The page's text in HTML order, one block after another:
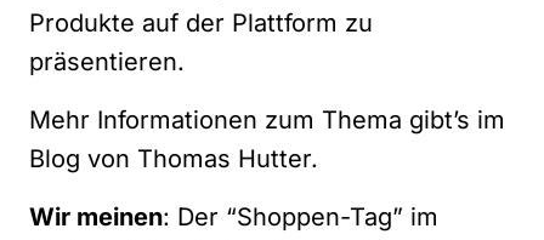
Produkte auf der Plattform zu
präsentieren.
Mehr Informationen zum Thema gibt’s im
Blog von Thomas Hutter.
Wir meinen: Der “Shoppen-Tag” im